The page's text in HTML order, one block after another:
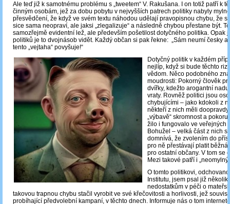
Ale teď již k samotnému problému s „tweetem“ V. Rakušana. I on totiž patří k
činným osobám, jež za dobu pobytu v nejvyšších patrech politiky nabyly
přesvědčení, že když ve svém textu náhodou udělají pravopisnou chybu, že
sice sama neopraví, ale jaksi „zlegalizuje“ a následně chybou přestane být.
samozřejmě evidentní lež, ale především pošetilost dotyčného politika. Opak
politiků je to dvojnásob vidět. Každý občan si pak řekne: „Sám neumí česky a
tento „vejtaha“ povyšuje!“
Dotyčný politik v každém
nejlíp, když si bude těchto
vědom. Něco podobného
moudrosti: Pokorný člověk
dvířky, kdežto arogantní
vraty. Rovněž politici jsou
chybujícími – jako kdokoli z
někteří z nich měli
„výbavě“ skromnost a
žilo i fungovalo ve veřejných
Bohužel – velká část z nich
domnívá, že zvolením do
pro ně přestávají platit
pro ostatní občany. V tom se
Mezi takové patří i
O tomto politikovi,
Institutu, jsem psal již
nedostatkům v péči o
takovou trapnou chybu stačil vyrobit ve své křečovitosti a horlivosti, jež
probíhající předvolební kampaní, v těchto dnech. Informuje nás o tom